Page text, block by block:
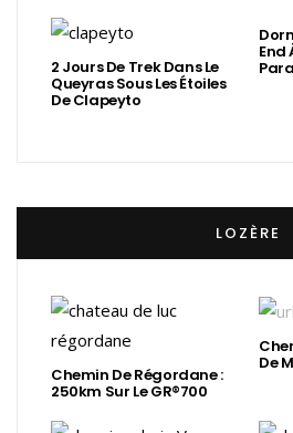
2 Jours De Trek Dans Le
Queyras Sous Les Étoiles
De Clapeyto
End
LOZÈRE
Chemin De Régordane :
250km Sur Le GR®700
De